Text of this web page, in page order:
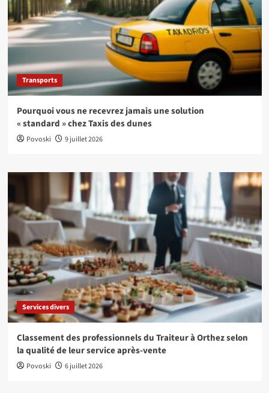
Transports
Pourquoi vous ne recevrez jamais une solution
« standard » chez Taxis des dunes
Povoski 9 juillet 2026
Services divers
Classement des professionnels du Traiteur à Orthez selon
la qualité de leur service après-vente
Povoski 6 juillet 2026